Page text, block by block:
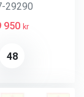
29290
950 kr
48